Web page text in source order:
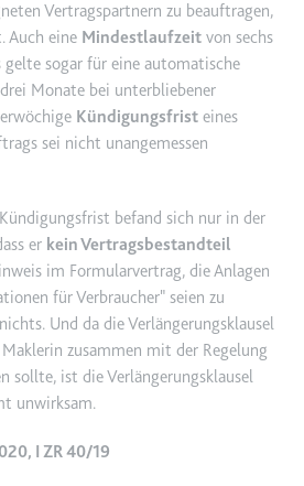
verwendet, um die Effizienz
Werbeaktivitäten der Website
indem Daten über die
Rate der Anzeigen der
über mehrere Websites
gesammelt werden.
die Konversionsrate
dem Nutzer und den
auf der Website -
Vertragspartnern zu beauftragen,
Auch eine Mindestlaufzeit von sechs
gelte sogar für eine automatische
Monate bei unterbliebener
Kündigungsfrist eines
sei nicht unangemessen
befand sich nur in der
er kein Vertragsbestandteil
im Formularvertrag, die Anlagen
für Verbraucher" seien zu
Und da die Verlängerungsklausel
zusammen mit der Regelung
sollte, ist die Verlängerungsklausel
unwirksam.
I ZR 40/19